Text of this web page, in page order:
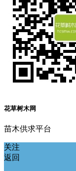
花草树木网
苗木供求平台
关注
返回